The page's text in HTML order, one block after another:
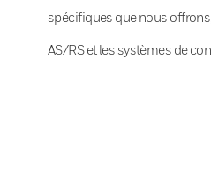
spécifiques que nous
AS/RS et les systèmes de